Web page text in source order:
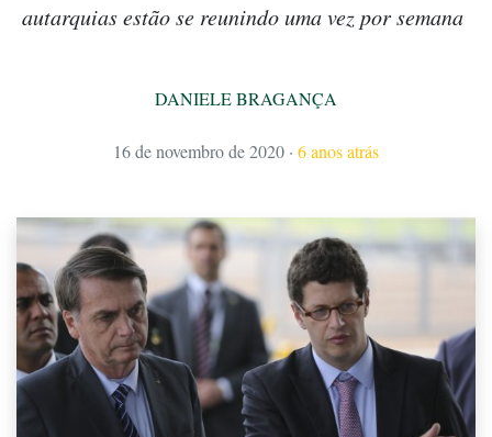
autarquias estão se reunindo uma vez por semana
DANIELE BRAGANÇA
16 de novembro de 2020 · 6 anos atrás